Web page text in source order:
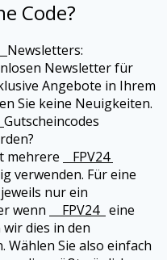
Code?
Newsletters:
Newsletter für
Angebote in Ihrem
Sie keine Neuigkeiten.
Gutscheincodes
mehrere
FPV24
verwenden. Für eine
nur ein
wenn
FPV24 eine
dies in den
Wählen Sie also einfach